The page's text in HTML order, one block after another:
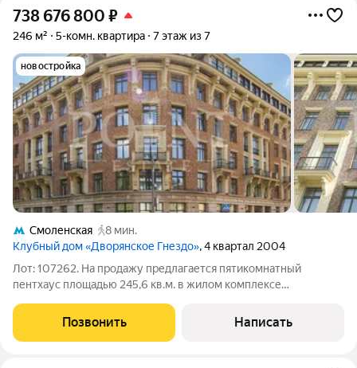
738 676 800 ₽
246 м² 5-комн. квартира 7 этаж из 7
новостройка
Смоленская
8 мин.
Клубный дом «Дворянское Гнездо», 4 квартал 2004
Лот: 107262. На продажу предлагается пятикомнатный
пентхаус площадью 245,6 кв.м. в жилом комплексе
индивидуальному дизайн проекту. Функциональная
планировка: гостиная, кухня-столовая, три спальни со
Позвонить Написать